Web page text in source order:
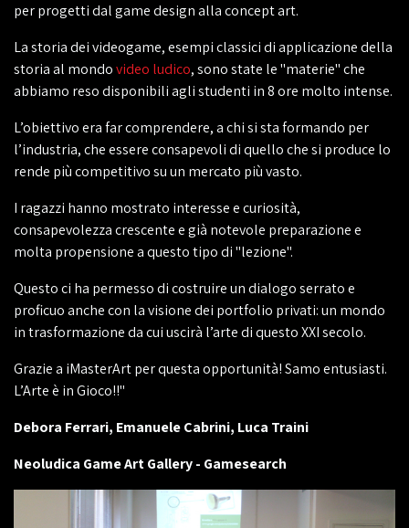
per progetti dal game design allaconceptart.
La storia dei videogame, esempi classici di applicazione della
storia al mondovideo ludico, sono state le "materie" che
abbiamo reso disponibili agli studenti in 8 ore molto intense.
L’obiettivo era far comprendere, a chi si sta formando per
l’industria, che essere consapevoli di quello che si produce lo
rende più competitivo su un mercato più vasto.
I ragazzi hanno mostrato interesse e curiosità,
consapevolezza crescente e già notevole preparazione e
molta propensione a questo tipo di "lezione".
Questo ci ha permesso di costruire un dialogo serrato e
proficuo anche con la visione dei portfolio privati: un mondo
in trasformazione da cui uscirà l’arte di questo XXI secolo.
Grazie a iMasterArt per questa opportunità! Samo entusiasti.
L’Arte è in Gioco!!"
Debora Ferrari, Emanuele Cabrini, Luca Traini
Neoludica Game Art Gallery - Gamesearch